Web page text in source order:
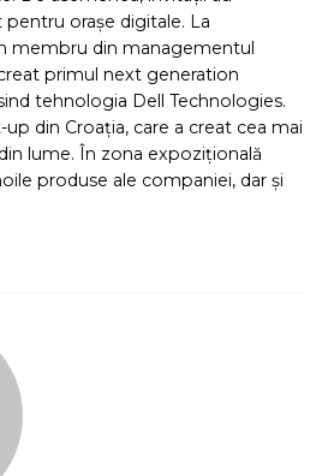
orașe digitale. La
membru din managementul
primul next generation
tehnologia Dell Technologies.
din Croația, care a creat cea mai
lume. În zona expozițională
produse ale companiei, dar și